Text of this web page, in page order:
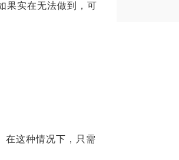
果实在无法做到，可
在这种情况下，只需